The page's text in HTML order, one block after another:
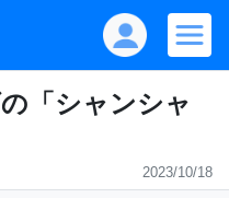
「シャンシャ
2023/10/18